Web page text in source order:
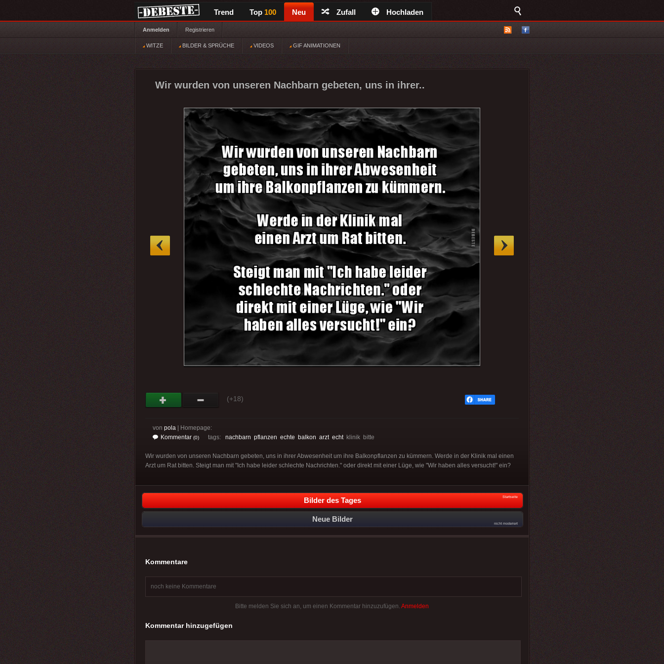
Trend Top 100 Neu Zufall Hochladen
Anmelden Registrieren
WITZE BILDER & SPRÜCHE VIDEOS GIF ANIMATIONEN
Wir wurden von unseren Nachbarn gebeten, uns in ihrer..
(+18)
von pola | Homepage:
Kommentar (0) tags: nachbarn pflanzen echte balkon arzt echtklinik bitte
Wir wurden von unseren Nachbarn gebeten, uns in ihrer Abwesenheit um ihre Balkonpflanzen zu kümmern. Werde in der Klinik mal einen
Arzt um Rat bitten. Steigt man mit "Ich habe leider schlechte Nachrichten." oder direkt mit einer Lüge, wie "Wir haben alles versucht!" ein?
Bilder des Tages Startseite
Neue Bilder
nicht moderiert
Kommentare
noch keine Kommentare
Bitte melden Sie sich an, um einen Kommentar hinzuzufügen. Anmelden
Kommentar hinzugefügen